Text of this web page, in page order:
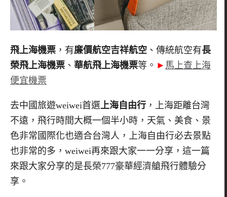
飛上海機票 ，有廉價航空吉祥航空 、傳統航空有長
榮飛上海機票 、 華航飛上海機票等。 ► 馬上查上海
便宜機票
去中國旅遊weiwei首選 上海自由行 ，上海距離台灣
不遠，飛行時間大概一個半小時，天氣、美食、景
色非常國際化也適合台灣人，上海自由行必去景點
也非常的多，weiwei再來跟大家一一分享，這一篇
來跟大家分享的是長榮777豪華經濟艙飛行體驗分
享。